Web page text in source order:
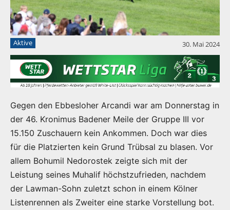
Aktive 30. Mai 2024
Gegen den Ebbesloher Arcandi war am Donnerstag in
der 46. Kronimus Badener Meile der Gruppe III vor
15.150 Zuschauern kein Ankommen. Doch war dies
für die Platzierten kein Grund Trübsal zu blasen. Vor
allem Bohumil Nedorostek zeigte sich mit der
Leistung seines Muhalif höchstzufrieden, nachdem
der Lawman-Sohn zuletzt schon in einem Kölner
Listenrennen als Zweiter eine starke Vorstellung bot.